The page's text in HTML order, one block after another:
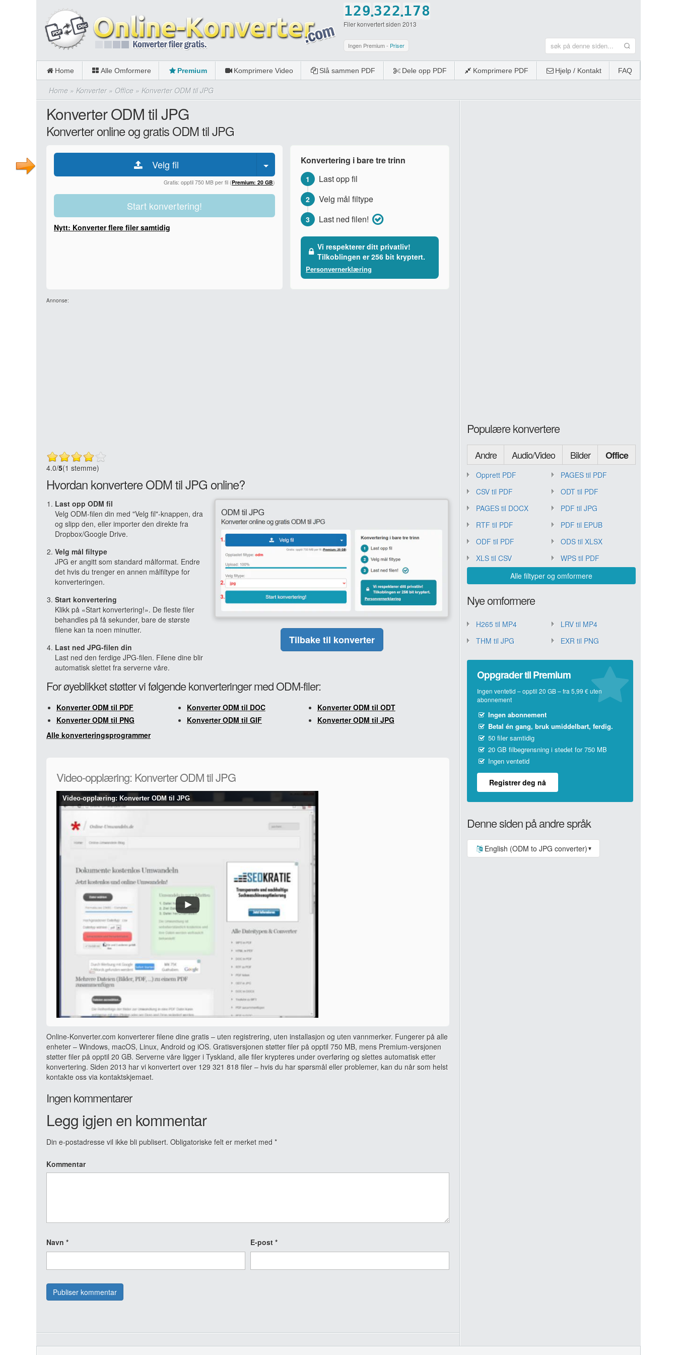
1
2
3
4
5
6
0
2
3
4
5
6
7
9
0
.3
4
5
6
7
8
2
3
4
5
6
7
2
3
4
5
6
7
.1
2
3
4
5
6
0
7
8
0
8
Filer konvertert siden 2013
Ingen Premium - Priser
Home Alle Omformere Premium Komprimere Video Slå sammen PDF Dele opp PDF Komprimere PDF Hjelp / Kontakt FAQ
Home » Konverter» Office » Konverter ODM til JPG
Konverter ODM til JPG
Konverter online og gratis ODM til JPG
Velg fil
Gratis: opptil 750 MB per fil (Premium: 20 GB)
Start konvertering!
Nytt: Konverter flere filer samtidig
Konvertering i bare tre trinn
1 Last opp fil
2 Velg mål filtype
3 Last ned filen!
Vi respekterer ditt privatliv!
Tilkoblingen er 256 bit kryptert.
Personvernerklæring
Annonse:
4.0/5(1 stemme)
Hvordan konvertere ODM til JPG online?
Last opp ODM fil
Velg ODM-filen din med "Velg fil"-knappen, dra
og slipp den, eller importer den direkte fra
Dropbox/Google Drive.
Velg mål filtype
JPG er angitt som standard målformat. Endre
det hvis du trenger en annen målfiltype for
konverteringen.
Start konvertering
Klikk på «Start konvertering!». De fleste filer
behandles på få sekunder, bare de største
filene kan ta noen minutter.
Last ned JPG-filen din
Last ned den ferdige JPG-filen. Filene dine blir
automatisk slettet fra serverne våre.
Tilbake til konverter
For øyeblikket støtter vi følgende konverteringer med ODM-filer:
Konverter ODM til PDF Konverter ODM til DOC
Konverter ODM til ODT
Konverter ODM til PNG
Konverter ODM til GIF
Konverter ODM til JPG
Alle konverteringsprogrammer
Video-opplæring: Konverter ODM til JPG
Video-opplæring: Konverter ODM til JPG
Online-Konverter.com konverterer filene dine gratis – uten registrering, uten installasjon og uten vannmerker. Fungerer på alle
enheter – Windows, macOS, Linux, Android og iOS. Gratisversjonen støtter filer på opptil 750 MB, mens Premium-versjonen
støtter filer på opptil 20 GB. Serverne våre ligger i Tyskland, alle filer krypteres under overføring og slettes automatisk etter
konvertering. Siden 2013 har vi konvertert over 129 321 818 filer – hvis du har spørsmål eller problemer, kan du når som helst
kontakte oss via kontaktskjemaet.
Ingen kommentarer
Legg igjen en kommentar
Din e-postadresse vil ikke bli publisert. Obligatoriske felt er merket med *
Kommentar
Navn * E-post *
Populære konvertere
Andre Audio/Video Bilder Office
Opprett PDF
PAGES til PDF
CSV til PDF
ODT til PDF
PAGES til DOCX
PDF til JPG
RTF til PDF
PDF til EPUB
ODF til PDF
ODS til XLSX
XLS til CSV
WPS til PDF
Alle filtyper og omformere
Nye omformere
H265 til MP4
LRV til MP4
THM til JPG
EXR til PNG
Oppgrader til Premium
Ingen ventetid – opptil 20 GB – fra 5,99 € uten
abonnement
Ingen abonnement
Betal én gang, bruk umiddelbart, ferdig.
50 filer samtidig
20 GB filbegrensning i stedet for 750 MB
Ingen ventetid
Registrer deg nå
Denne siden på andre språk
English (ODM to JPG converter) ▼